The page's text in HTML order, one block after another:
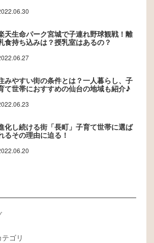
天生命パーク宮城で子連れ野球観戦！離
食持ち込みは？授乳室はあるの？
みやすい街の条件とは？一人暮らし、子
て世帯におすすめの仙台の地域も紹介♪
化し続ける街「長町」子育て世帯に選ば
るその理由に迫る！
ゴリ